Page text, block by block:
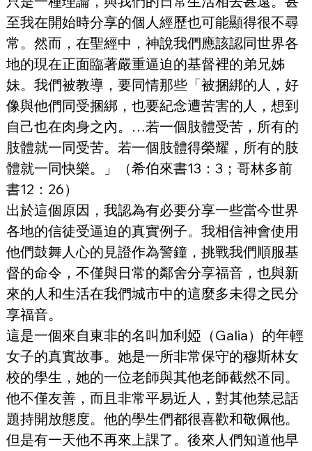
至我在開始時分享的個人經歷也可能顯得很不尋
常。然而，在聖經中，神說我們應該認同世界各
地的現在正面臨著嚴重逼迫的基督裡的弟兄姊
妹。我們被教導，要同情那些「被捆綁的人，好
像與他們同受捆綁，也要紀念遭苦害的人，想到
自己也在肉身之內。…若一個肢體受苦，所有的
肢體就一同受苦。若一個肢體得榮耀，所有的肢
體就一同快樂。」（希伯來書13：3；哥林多前
書12：26）
出於這個原因，我認為有必要分享一些當今世界
各地的信徒受逼迫的真實例子。我相信神會使用
他們鼓舞人心的見證作為警鐘，挑戰我們順服基
督的命令，不僅與日常的鄰舍分享福音，也與新
來的人和生活在我們城市中的這麼多未得之民分
享福音。
這是一個來自東非的名叫加利婭（Galia）的年輕
女子的真實故事。她是一所非常保守的穆斯林女
校的學生，她的一位老師與其他老師截然不同。
他不僅友善，而且非常平易近人，對其他禁忌話
題持開放態度。他的學生們都很喜歡和敬佩他。
但是有一天他不再來上課了。後來人們知道他早